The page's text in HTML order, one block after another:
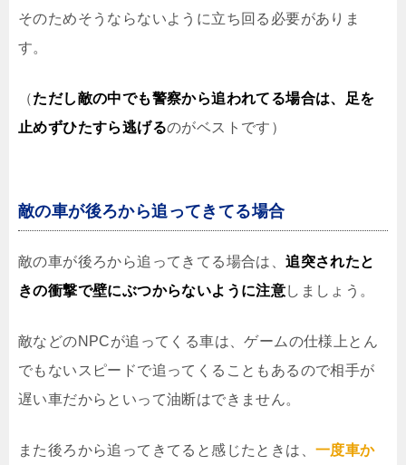
そのためそうならないように立ち回る必要がありま
す。
（ただし敵の中でも警察から追われてる場合は、足を
止めずひたすら逃げるのがベストです）
敵の車が後ろから追ってきてる場合
敵の車が後ろから追ってきてる場合は、追突されたと
きの衝撃で壁にぶつからないように注意しましょう。
敵などのNPCが追ってくる車は、ゲームの仕様上とん
でもないスピードで追ってくることもあるので相手が
遅い車だからといって油断はできません。
また後ろから追ってきてると感じたときは、 一度車か